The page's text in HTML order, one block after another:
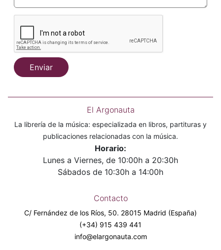
Enviar
El Argonauta
La librería de la música: especializada en libros, partituras y
publicaciones relacionadas con la música.
Horario:
Lunes a Viernes, de 10:00h a 20:30h
Sábados de 10:30h a 14:00h
Contacto
C/ Fernández de los Ríos, 50. 28015 Madrid (España)
(+34) 915 439 441
info@elargonauta.com